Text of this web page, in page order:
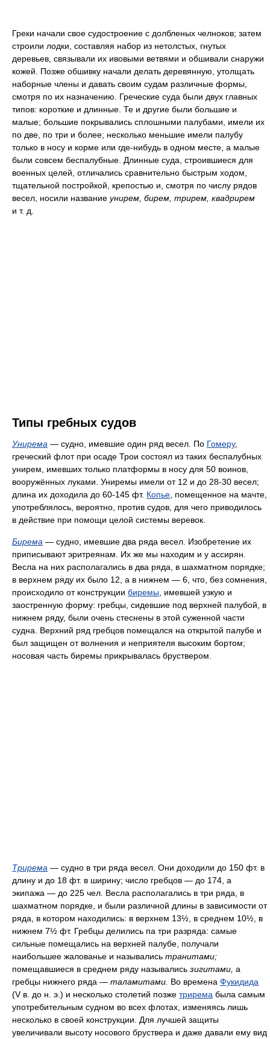
Греки начали свое судостроение с долбленых челноков; затем
строили лодки, составляя набор из нетолстых, гнутых
деревьев, связывали их ивовыми ветвями и обшивали снаружи
кожей. Позже обшивку начали делать деревянную, утолщать
наборные члены и давать своим судам различные формы,
смотря по их назначению. Греческие суда были двух главных
типов: короткие и длинные. Те и другие были большие и
малые; большие покрывались сплошными палубами, имели их
по две, по три и более; несколько меньшие имели палубу
только в носу и корме или где-нибудь в одном месте, а малые
были совсем беспалубные. Длинные суда, строившиеся для
военных целей, отличались сравнительно быстрым ходом,
тщательной постройкой, крепостью и, смотря по числу рядов
весел, носили название унирем, бирем, трирем, квадрирем
и т. д.
Типы гребных судов
Унирема — судно, имевшие один ряд весел. По Гомеру,
греческий флот при осаде Трои состоял из таких беспалубных
унирем, имевших только платформы в носу для 50 воинов,
вооружённых луками. Униремы имели от 12 и до 28-30 весел;
длина их доходила до 60-145 фт. Копье, помещенное на мачте,
употреблялось, вероятно, против судов, для чего приводилось
в действие при помощи целой системы веревок.
Бирема — судно, имевшие два ряда весел. Изобретение их
приписывают эритреянам. Их же мы находим и у ассирян.
Весла на них располагались в два ряда, в шахматном порядке;
в верхнем ряду их было 12, а в нижнем — 6, что, без сомнения,
происходило от конструкции биремы, имевшей узкую и
заостренную форму: гребцы, сидевшие под верхней палубой, в
нижнем ряду, были очень стеснены в этой суженной части
судна. Верхний ряд гребцов помещался на открытой палубе и
был защищен от волнения и неприятеля высоким бортом;
носовая часть биремы прикрывалась бруствером.
Трирема — судно в три ряда весел. Они доходили до 150 фт. в
длину и до 18 фт. в ширину; число гребцов — до 174, а
экипажа — до 225 чел. Весла располагались в три ряда, в
шахматном порядке, и были различной длины в зависимости от
ряда, в котором находились: в верхнем 13½, в среднем 10½, в
нижнем 7½ фт. Гребцы делились па три разряда: самые
сильные помещались на верхней палубе, получали
наибольшее жалованье и назывались транитами;
помещавшиеся в среднем ряду назывались зигитами, а
гребцы нижнего ряда — таламитами. Во времена Фукидида
(V в. до н. э.) и несколько столетий позже трирема была самым
употребительным судном во всех флотах, изменяясь лишь
несколько в своей конструкции. Для лучшей защиты
увеличивали высоту носового бруствера и даже давали ему вид